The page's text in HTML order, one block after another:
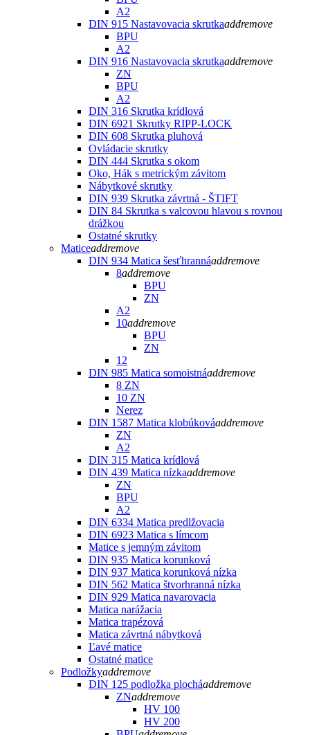
A2
DIN 915 Nastavovacia skrutkaaddremove
BPU
A2
DIN 916 Nastavovacia skrutkaaddremove
ZN
BPU
A2
DIN 316 Skrutka krídlová
DIN 6921 Skrutky RIPP-LOCK
DIN 608 Skrutka pluhová
Ovládacie skrutky
DIN 444 Skrutka s okom
Oko, Hák s metrickým závitom
Nábytkové skrutky
DIN 939 Skrutka závrtná - ŠTIFT
DIN 84 Skrutka s valcovou hlavou s rovnou
drážkou
Ostatné skrutky
Maticeaddremove
DIN 934 Matica šesťhrannáaddremove
8addremove
BPU
ZN
A2
10addremove
BPU
ZN
12
DIN 985 Matica somoistnáaddremove
8 ZN
10 ZN
Nerez
DIN 1587 Matica klobúkováaddremove
ZN
A2
DIN 315 Matica krídlová
DIN 439 Matica nízkaaddremove
ZN
BPU
A2
DIN 6334 Matica predlžovacia
DIN 6923 Matica s límcom
Matice s jemným závitom
DIN 935 Matica korunková
DIN 937 Matica korunková nízka
DIN 562 Matica štvorhranná nízka
DIN 929 Matica navarovacia
Matica narážacia
Matica trapézová
Matica závrtná nábytková
Ľavé matice
Ostatné matice
Podložkyaddremove
DIN 125 podložka plocháaddremove
ZNaddremove
HV 100
HV 200